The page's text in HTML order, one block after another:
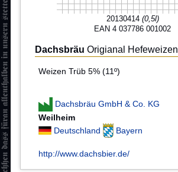
20130414 (0,5l)
EAN 4 037786 001002
Dachsbräu Origianal Hefeweizen
Weizen Trüb 5% (11º)
Dachsbräu GmbH & Co. KG
Weilheim
Deutschland
Bayern
http://www.dachsbier.de/